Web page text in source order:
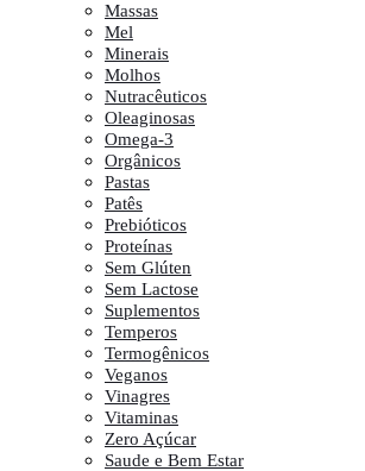
Massas
Mel
Minerais
Molhos
Nutracêuticos
Oleaginosas
Omega-3
Orgânicos
Pastas
Patês
Prebióticos
Proteínas
Sem Glúten
Sem Lactose
Suplementos
Temperos
Termogênicos
Veganos
Vinagres
Vitaminas
Zero Açúcar
Saude e Bem Estar